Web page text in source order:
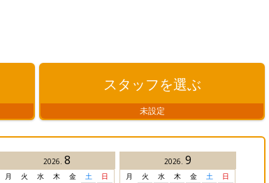
スタッフを選ぶ
未設定
2026. 8
月 火 水 木 金 土
日
2026.9
月 火 水 木 金 土
日